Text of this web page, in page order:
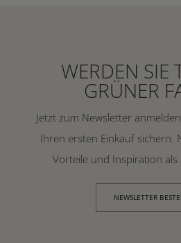
WERDEN SIE
GRÜNER
Jetzt zum Newsletter
Ihren ersten Einkauf sichern.
Vorteile und Inspiration als
NEWSLETTER